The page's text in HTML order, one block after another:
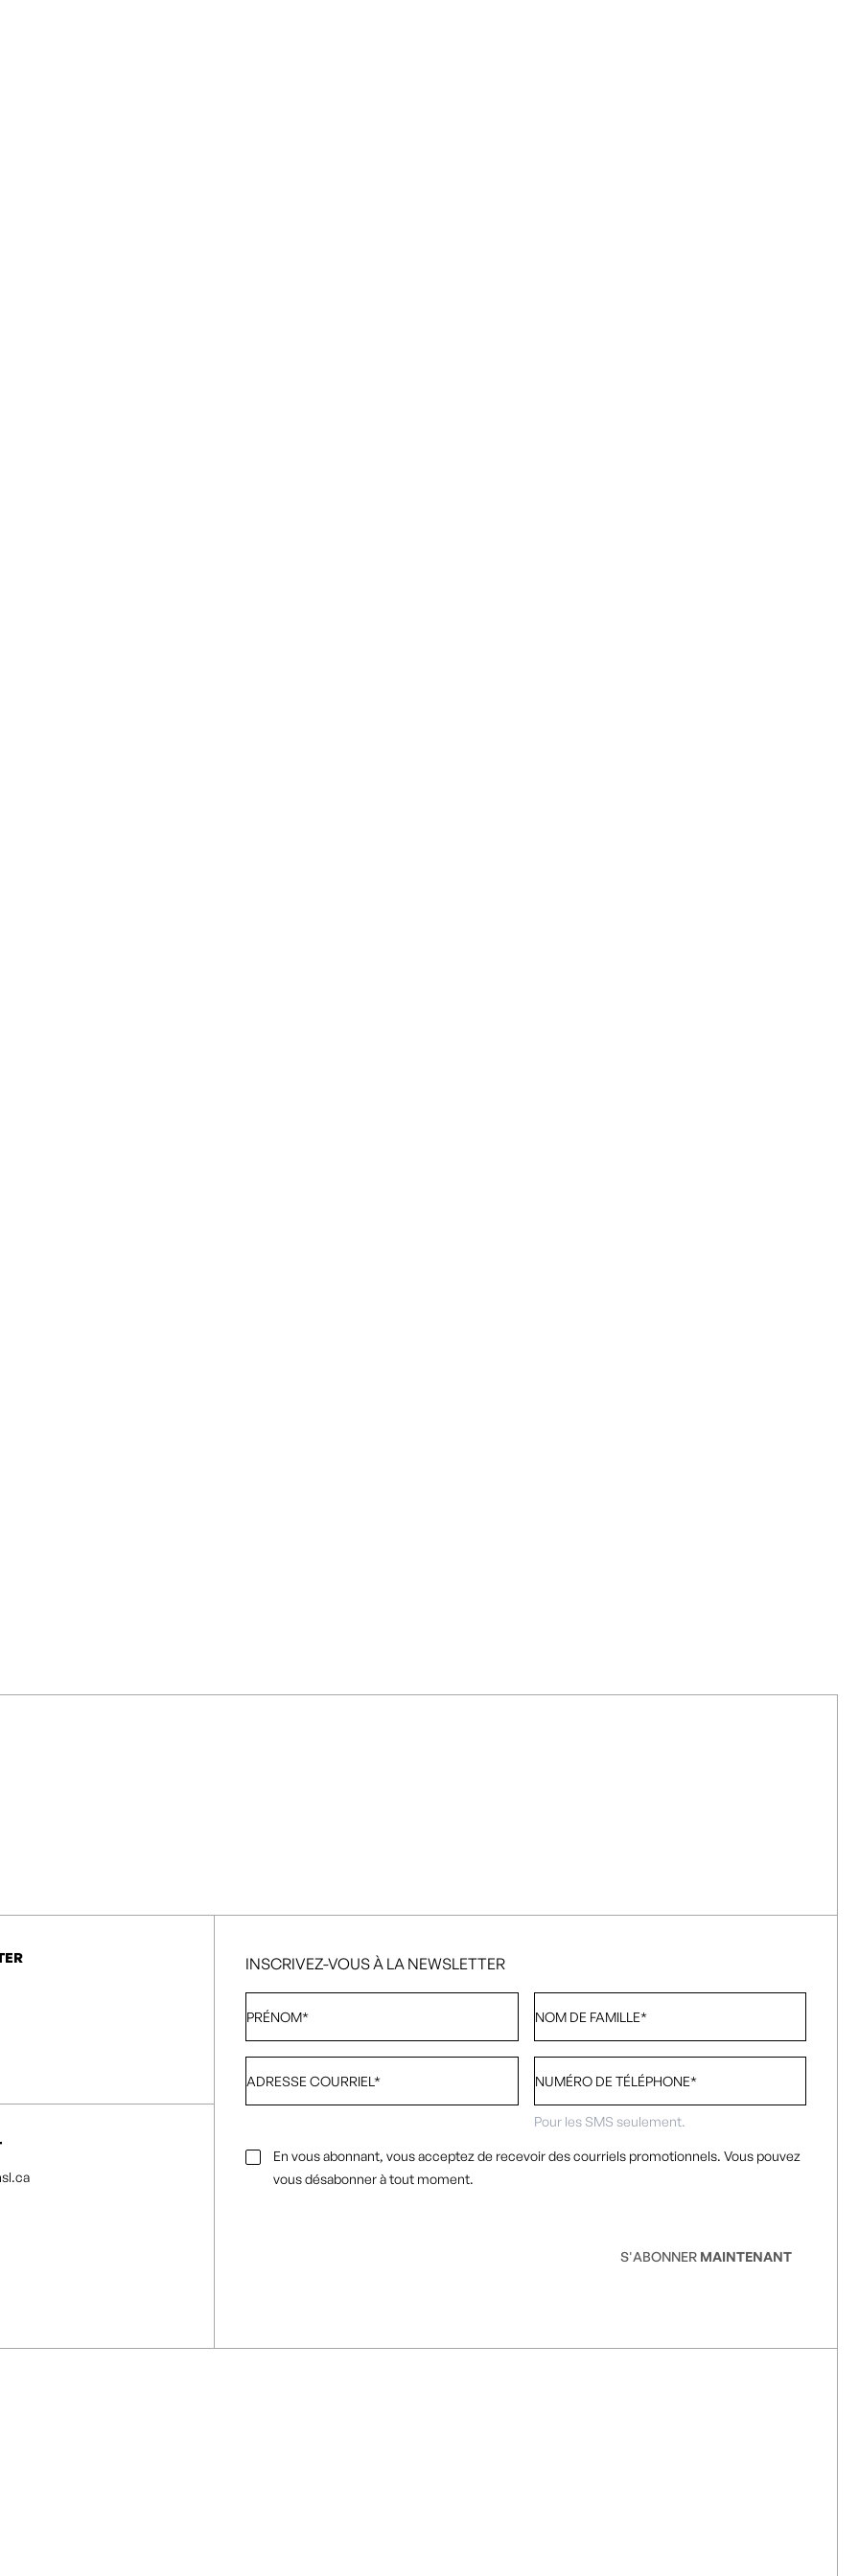
INSCRIVEZ-VOUS À LA NEWSLETTER
de
famille*
courriel*
de
téléphone*
Pour les SMS seulement.
Consentement
En vous abonnant, vous acceptez de recevoir des courriels promotionnels. Vous pouvez
vous désabonner à tout moment.
S'ABONNER MAINTENANT